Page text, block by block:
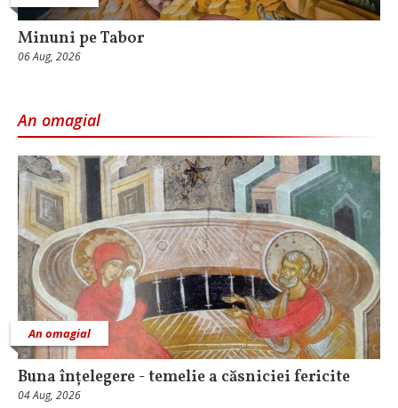
Minuni pe Tabor
06 Aug, 2026
An omagial
An omagial
Buna înțelegere - temelie a căsniciei fericite
04 Aug, 2026